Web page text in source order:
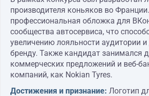
производителя коньяков во
профессиональная обложка для
сообщества автосервиса, что
увеличению лояльности аудитории
бренду. Также кандидат занимался
коммерческих предложений и веб-
компаний, как Nokian Tyres.
Достижения и признание: Логотип